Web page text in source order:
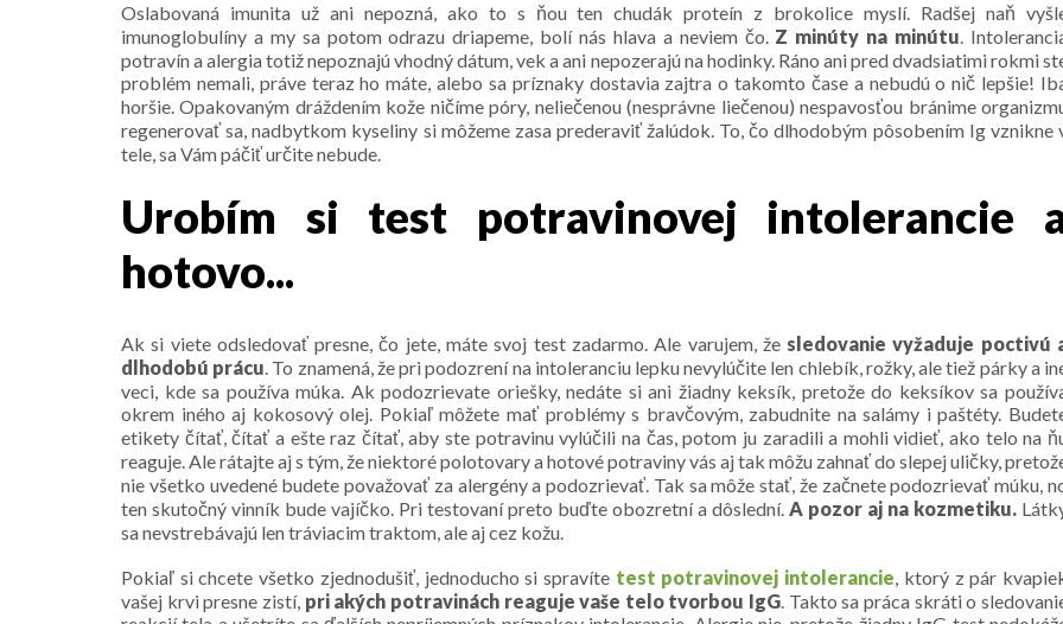
Oslabovaná imunita už ani nepozná, ako to s ňou ten chudák proteín z brokolice myslí. Radšej naň
imunoglobulíny a my sa potom odrazu driapeme, bolí nás hlava a neviem čo. Z minúty na minútu.
potravín a alergia totiž nepoznajú vhodný dátum, vek a ani nepozerajú na hodinky. Ráno ani pred dvadsiatimi rokmi
problém nemali, práve teraz ho máte, alebo sa príznaky dostavia zajtra o takomto čase a nebudú o nič lepšie!
horšie. Opakovaným dráždením kože ničíme póry, neliečenou (nesprávne liečenou) nespavosťou bránime
regenerovať sa, nadbytkom kyseliny si môžeme zasa prederaviť žalúdok. To, čo dlhodobým pôsobením Ig vznikne
tele, sa Vám páčiť určite nebude.
Urobím si test potravinovej intolerancie
hotovo...
Ak si viete odsledovať presne, čo jete, máte svoj test zadarmo. Ale varujem, že sledovanie vyžaduje poctivú
dlhodobú prácu. To znamená, že pri podozrení na intoleranciu lepku nevylúčite len chlebík, rožky, ale tiež párky a
veci, kde sa používa múka. Ak podozrievate oriešky, nedáte si ani žiadny keksík, pretože do keksíkov sa
okrem iného aj kokosový olej. Pokiaľ môžete mať problémy s bravčovým, zabudnite na salámy i paštéty.
etikety čítať, čítať a ešte raz čítať, aby ste potravinu vylúčili na čas, potom ju zaradili a mohli vidieť, ako telo na
reaguje. Ale rátajte aj s tým, že niektoré polotovary a hotové potraviny vás aj tak môžu zahnať do slepej uličky,
nie všetko uvedené budete považovať za alergény a podozrievať. Tak sa môže stať, že začnete podozrievať múku,
ten skutočný vinník bude vajíčko. Pri testovaní preto buďte obozretní a dôslední. A pozor aj na kozmetiku.
sa nevstrebávajú len tráviacim traktom, ale aj cez kožu.
Pokiaľ si chcete všetko zjednodušiť, jednoducho si spravíte test potravinovej intolerancie, ktorý z pár
vašej krvi presne zistí, pri akých potravinách reaguje vaše telo tvorbou IgG. Takto sa práca skráti o